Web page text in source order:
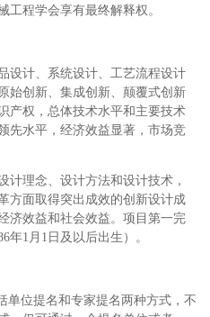
工程学会享有最终解释权。
设计、系统设计、工艺流程设计
始创新、集成创新、颠覆式创新
产权，总体技术水平和主要技术
先水平，经济效益显著，市场竞
计理念、设计方法和设计技术，
方面取得突出成效的创新设计成
济效益和社会效益。项目第一完
年1月1日及以后出生）。
单位提名和专家提名两种方式，不